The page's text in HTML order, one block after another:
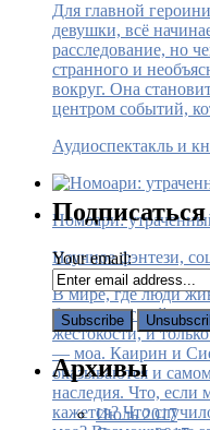
Для главной
девушки, всё
расследование, но
странного и
вокруг. Она
центром событий,
Аудиоспектакль и
Номоари:
Научное фэнтези,
В мире, где люди
больше нет войн,
жестокости, и
— моа. Каирин и
оказываются и
наследия. Что, если
кажется? Что
Подписаться
Your email:
Архивы
Июль 2017